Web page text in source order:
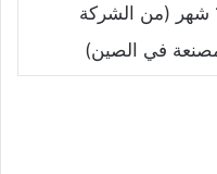
18 شهر (من الشركة
في الصين)